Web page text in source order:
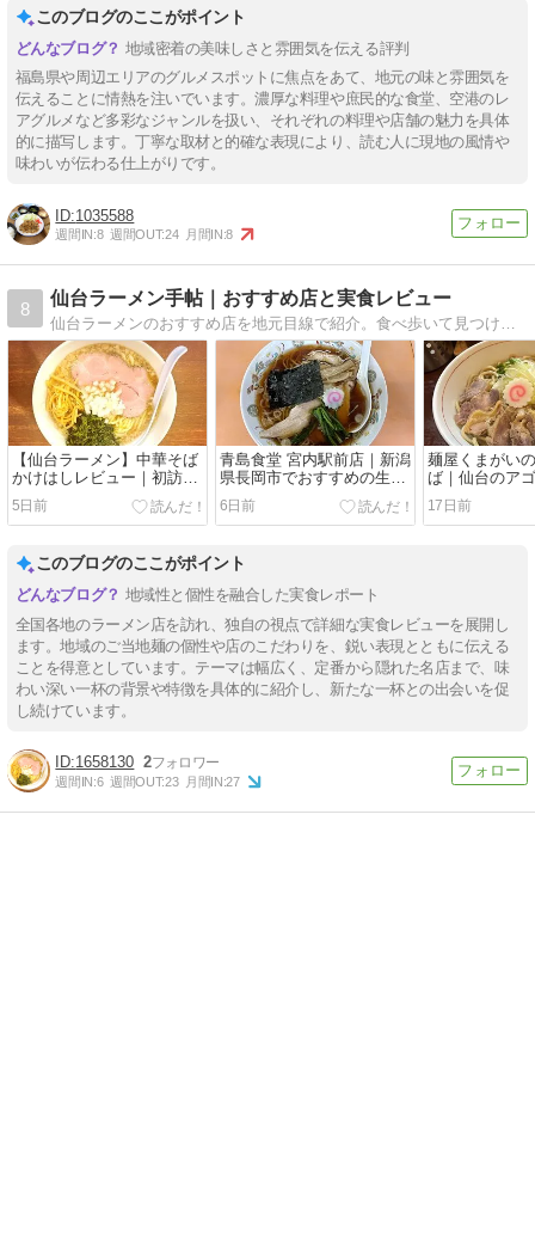
このブログのここがポイント
地域密着の美味しさと雰囲気を伝える評判
福島県や周辺エリアのグルメスポットに焦点をあて、地元の味と雰囲気を
伝えることに情熱を注いでいます。濃厚な料理や庶民的な食堂、空港のレ
アグルメなど多彩なジャンルを扱い、それぞれの料理や店舗の魅力を具体
的に描写します。丁寧な取材と的確な表現により、読む人に現地の風情や
味わいが伝わる仕上がりです。
1035588
週間IN:8 週間OUT:24 月間IN:8
8
仙台ラーメン手帖｜おすすめ店と実食レビュー
【仙台ラーメン】中華そば
かけはしレビュー｜初訪問
で出会った背脂中華そばの
完成度
5日前
青島食堂 宮内駅前店｜新潟
県長岡市でおすすめの生姜
ラーメンを実食レビュー
6日前
麺屋くまがい
ば｜仙台のア
17日前
このブログのここがポイント
地域性と個性を融合した実食レポート
全国各地のラーメン店を訪れ、独自の視点で詳細な実食レビューを展開し
ます。地域のご当地麺の個性や店のこだわりを、鋭い表現とともに伝える
ことを得意としています。テーマは幅広く、定番から隠れた名店まで、味
わい深い一杯の背景や特徴を具体的に紹介し、新たな一杯との出会いを促
し続けています。
1658130 2
週間IN:6 週間OUT:23 月間IN:27